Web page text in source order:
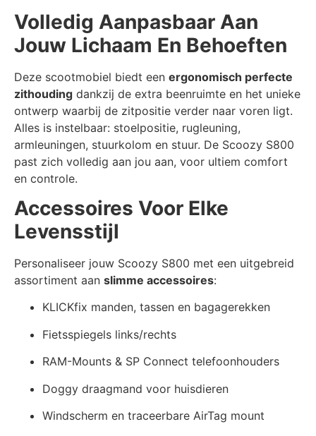
Volledig Aanpasbaar Aan
Jouw Lichaam En Behoeften
Deze scootmobiel biedt een ergonomisch perfecte
zithouding dankzij de extra beenruimte en het unieke
ontwerp waarbij de zitpositie verder naar voren ligt.
Alles is instelbaar: stoelpositie, rugleuning,
armleuningen, stuurkolom en stuur. De Scoozy S800
past zich volledig aan jou aan, voor ultiem comfort
en controle.
Accessoires Voor Elke
Levensstijl
Personaliseer jouw Scoozy S800 met een uitgebreid
assortiment aan slimme accessoires:
KLICKfix manden, tassen en bagagerekken
Fietsspiegels links/rechts
RAM-Mounts & SP Connect telefoonhouders
Doggy draagmand voor huisdieren
Windscherm en traceerbare AirTag mount